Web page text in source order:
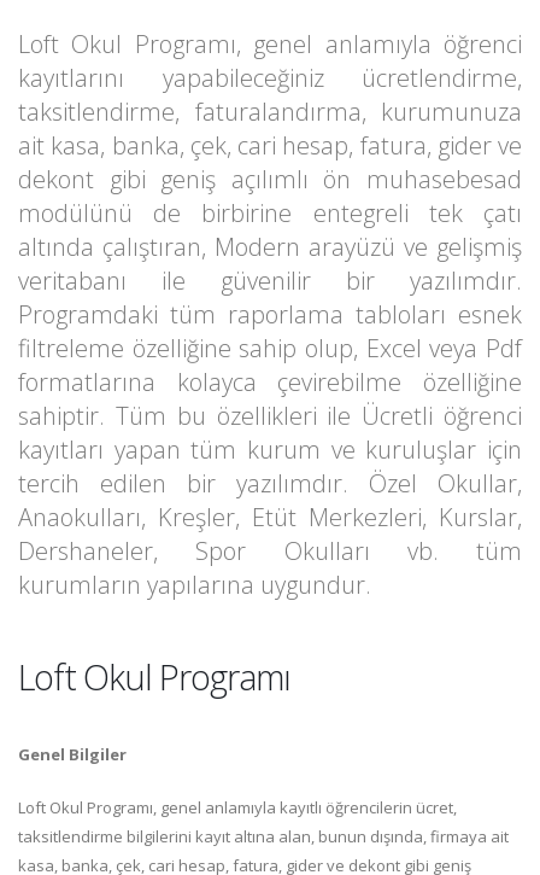
Loft Okul Programı, genel anlamıyla öğrenci
kayıtlarını yapabileceğiniz ücretlendirme,
taksitlendirme, faturalandırma, kurumunuza
ait kasa, banka, çek, cari hesap, fatura, gider ve
dekont gibi geniş açılımlı ön muhasebesad
modülünü de birbirine entegreli tek çatı
altında çalıştıran, Modern arayüzü ve gelişmiş
veritabanı ile güvenilir bir yazılımdır.
Programdaki tüm raporlama tabloları esnek
filtreleme özelliğine sahip olup, Excel veya Pdf
formatlarına kolayca çevirebilme özelliğine
sahiptir. Tüm bu özellikleri ile Ücretli öğrenci
kayıtları yapan tüm kurum ve kuruluşlar için
tercih edilen bir yazılımdır. Özel Okullar,
Anaokulları, Kreşler, Etüt Merkezleri, Kurslar,
Dershaneler, Spor Okulları vb. tüm
kurumların yapılarına uygundur.
Loft Okul Programı
Genel Bilgiler
Loft Okul Programı, genel anlamıyla kayıtlı öğrencilerin ücret,
taksitlendirme bilgilerini kayıt altına alan, bunun dışında, firmaya ait
kasa, banka, çek, cari hesap, fatura, gider ve dekont gibi geniş